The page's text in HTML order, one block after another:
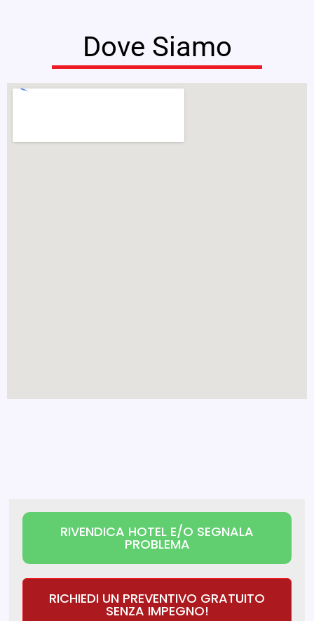
Dove Siamo
RIVENDICA HOTEL E/O SEGNALA
PROBLEMA
RICHIEDI UN PREVENTIVO GRATUITO
SENZA IMPEGNO!